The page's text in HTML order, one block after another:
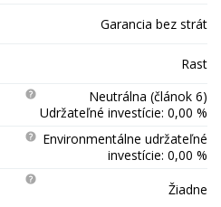
Garancia bez strát
Rast
Neutrálna (článok 6)
Udržateľné investície: 0,00 %
Environmentálne udržateľné
investície: 0,00 %
Žiadne